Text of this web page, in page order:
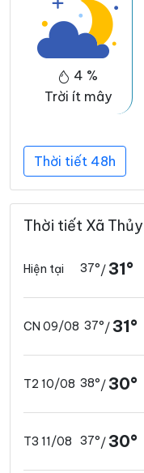
4 %
Trời ít mây
Thời tiết 48h
Thời tiết Xã
Hiện tại 37°/31°
CN 09/08 37°/31°
T2 10/08 38°/30°
T3 11/08 37°/30°